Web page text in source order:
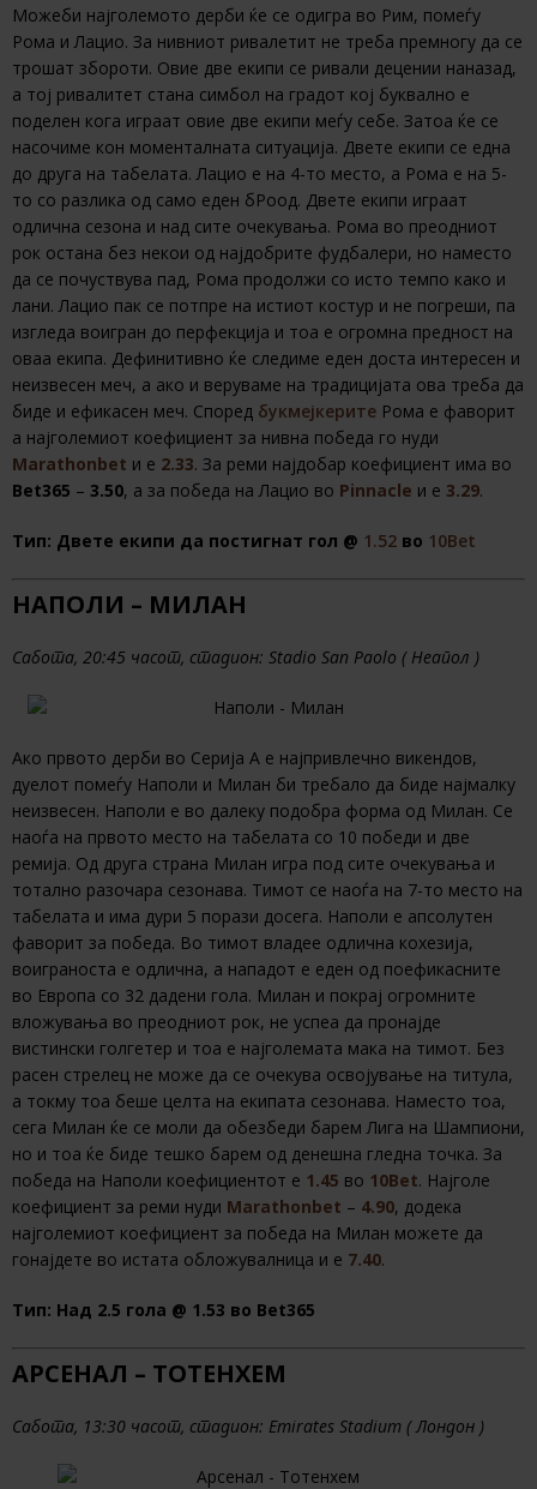
Можеби најголемото дерби ќе се одигра во Рим, помеѓу
Рома и Лацио. За нивниот ривалетит не треба премногу да се
трошат збороти. Овие две екипи се ривали децении наназад,
а тој ривалитет стана симбол на градот кој буквално е
поделен кога играат овие две екипи меѓу себе. Затоа ќе се
насочиме кон моменталната ситуација. Двете екипи се една
до друга на табелата. Лацио е на 4-то место, а Рома е на 5-
то со разлика од само еден бРоод. Двете екипи играат
одлична сезона и над сите очекувања. Рома во преодниот
рок остана без некои од најдобрите фудбалери, но наместо
да се почуствува пад, Рома продолжи со исто темпо како и
лани. Лацио пак се потпре на истиот костур и не погреши, па
изгледа воигран до перфекција и тоа е огромна предност на
оваа екипа. Дефинитивно ќе следиме еден доста интересен и
неизвесен меч, а ако и веруваме на традицијата ова треба да
биде и ефикасен меч. Според букмејкерите Рома е фаворит
а најголемиот коефициент за нивна победа го нуди
Marathonbet и е 2.33. За реми најдобар коефициент има во
Bet365 – 3.50, а за победа на Лацио во Pinnacle и е 3.29.
Тип: Двете екипи да постигнат гол @ 1.52 во 10Bet
НАПОЛИ – МИЛАН
Сабота, 20:45 часот, стадион: Stadio San Paolo ( Неапол )
Ако првото дерби во Серија А е најпривлечно викендов,
дуелот помеѓу Наполи и Милан би требало да биде најмалку
неизвесен. Наполи е во далеку подобра форма од Милан. Се
наоѓа на првото место на табелата со 10 победи и две
ремија. Од друга страна Милан игра под сите очекувања и
тотално разочара сезонава. Тимот се наоѓа на 7-то место на
табелата и има дури 5 порази досега. Наполи е апсолутен
фаворит за победа. Во тимот владее одлична кохезија,
воиграноста е одлична, а нападот е еден од поефикасните
во Европа со 32 дадени гола. Милан и покрај огромните
вложувања во преодниот рок, не успеа да пронајде
вистински голгетер и тоа е најголемата мака на тимот. Без
расен стрелец не може да се очекува освојување на титула,
а токму тоа беше целта на екипата сезонава. Наместо тоа,
сега Милан ќе се моли да обезбеди барем Лига на Шампиони,
но и тоа ќе биде тешко барем од денешна гледна точка. За
победа на Наполи коефициентот е 1.45 во 10Bet. Најголе
коефициент за реми нуди Marathonbet – 4.90, додека
најголемиот коефициент за победа на Милан можете да
гонајдете во истата обложувалница и е 7.40.
Тип: Над 2.5 гола @ 1.53 во Bet365
АРСЕНАЛ – ТОТЕНХЕМ
Сабота, 13:30 часот, стадион: Emirates Stadium ( Лондон )